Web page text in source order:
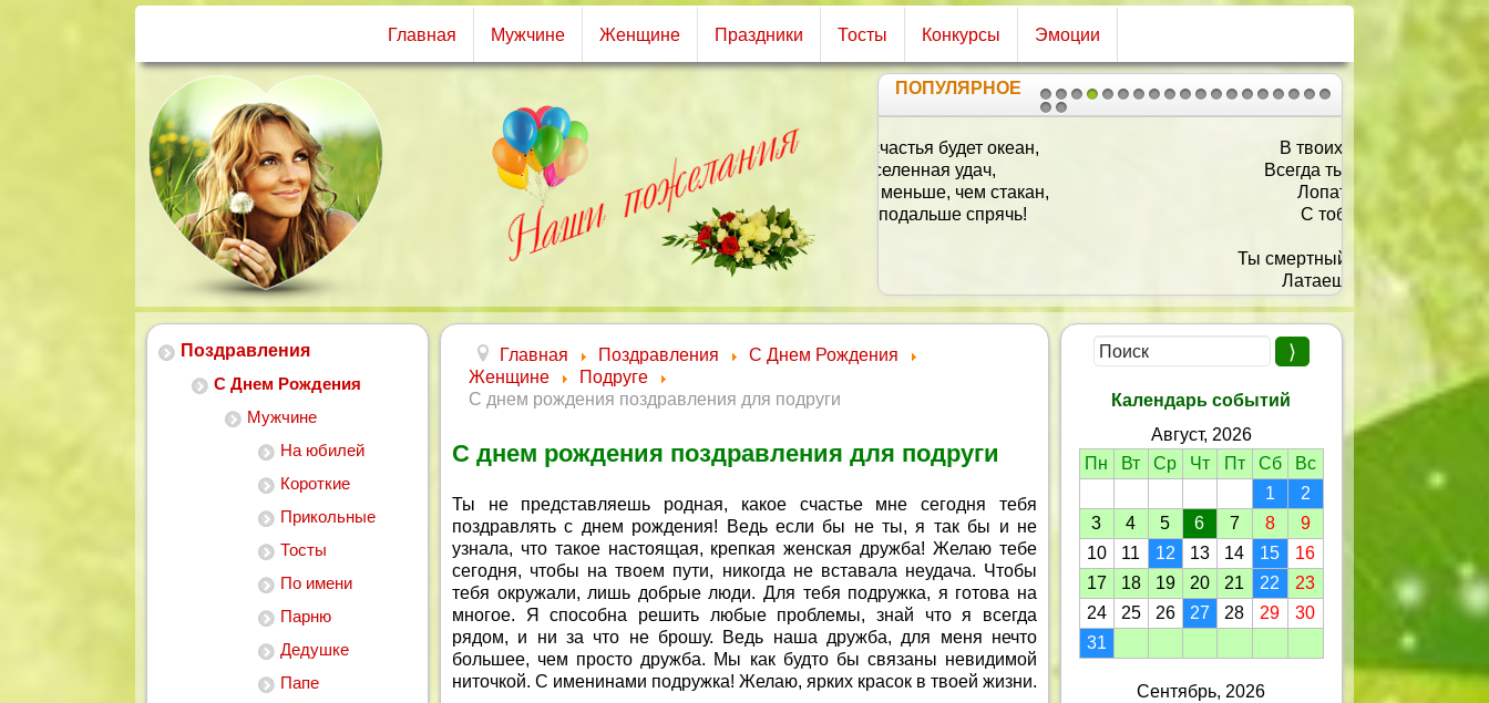
Главная Мужчине Женщине Праздники Тосты Конкурсы Эмоции
1 2
2021
ПОПУЛЯРНОЕ
В твоих руках горит работа,
Всегда ты садишь где-то что-то.
Лопата, грабли и ведро
С тобою робят заодно.
Ты смертный бой ведешь с мокрицей,
Навоз таскаешь в огород,
Цветы сажаешь у ворот.
Работа пусть не утомляет,
Рассада стимул прибавляет.
Тебе останется тогда
Не огорчаться никогда!
Пусть много-много будет счастья,
Здоровья больше, и любви.
Мимо пусть пройдут ненастья
И пусть сбываются мечты!
Поздравления
С Днем Рождения
Мужчине
На юбилей
Короткие
Прикольные
Тосты
По имени
Парню
Дедушке
Папе
Главная Поздравления
С Днем Рождения
Женщине
Подруге
С днем рождения поздравления для подруги
С днем рождения поздравления для подруги
Ты не представляешь родная, какое счастье мне сегодня тебя
поздравлять с днем рождения! Ведь если бы не ты, я так бы и не
узнала, что такое настоящая, крепкая женская дружба! Желаю тебе
сегодня, чтобы на твоем пути, никогда не вставала неудача. Чтобы
тебя окружали, лишь добрые люди. Для тебя подружка, я готова на
многое. Я способна решить любые проблемы, знай что я всегда
рядом, и ни за что не брошу. Ведь наша дружба, для меня нечто
большее, чем просто дружба. Мы как будто бы связаны невидимой
ниточкой. С именинами подружка! Желаю, ярких красок в твоей жизни.
Календарь событий
Август, 2026
Пн
Вт Ср Чт Пт Сб
Вс
1
2
3
4 5 6 7 8
9
10
11 12 13 14 15
16
17
18 19 20 21 22
23
24
25 26 27 28 29
30
31
Сентябрь, 2026